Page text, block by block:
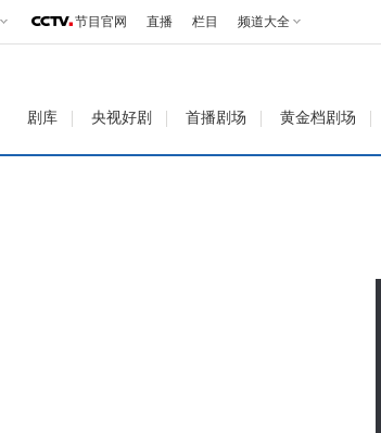
节目官网 直播 栏目 频道大全
剧库 央视好剧 首播剧场 黄金档剧场